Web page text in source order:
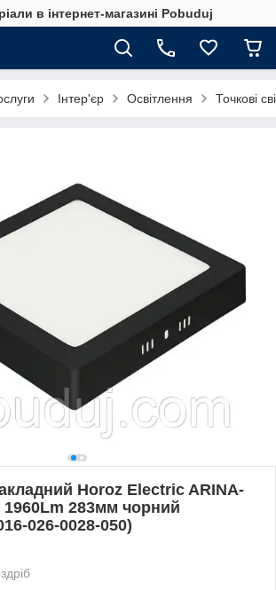
в інтернет-магазині Pobuduj
Інтер'єр Освітлення Точкові
Horoz Electric ARINA-
1960Lm 283мм чорний
026-0028-050)